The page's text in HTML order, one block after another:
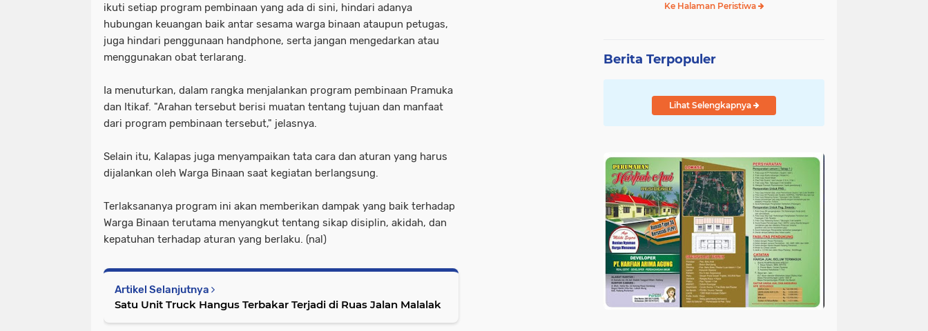
ikuti setiap program pembinaan yang ada di sini, hindari adanya
hubungan keuangan baik antar sesama warga binaan ataupun petugas,
juga hindari penggunaan handphone, serta jangan mengedarkan atau
menggunakan obat terlarang.
Ia menuturkan, dalam rangka menjalankan program pembinaan Pramuka
dan Itikaf. "Arahan tersebut berisi muatan tentang tujuan dan manfaat
dari program pembinaan tersebut," jelasnya.
Selain itu, Kalapas juga menyampaikan tata cara dan aturan yang harus
dijalankan oleh Warga Binaan saat kegiatan berlangsung.
Terlaksananya program ini akan memberikan dampak yang baik terhadap
Warga Binaan terutama menyangkut tentang sikap disiplin, akidah, dan
kepatuhan terhadap aturan yang berlaku. (nal)
Artikel Selanjutnya
Satu Unit Truck Hangus Terbakar Terjadi di Ruas Jalan Malalak
Ke Halaman Peristiwa
Berita Terpopuler
Lihat Selengkapnya